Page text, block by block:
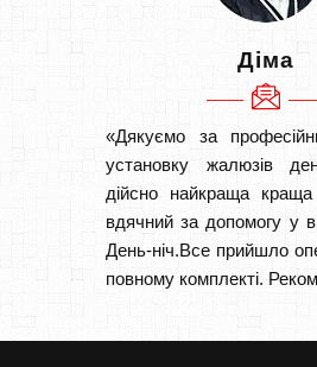
Діма
«Дякуємо за
установку жалюзів
дійсно найкраща краща
вдячний за допомогу у
День-ніч.Все прийшло
повному комплекті.